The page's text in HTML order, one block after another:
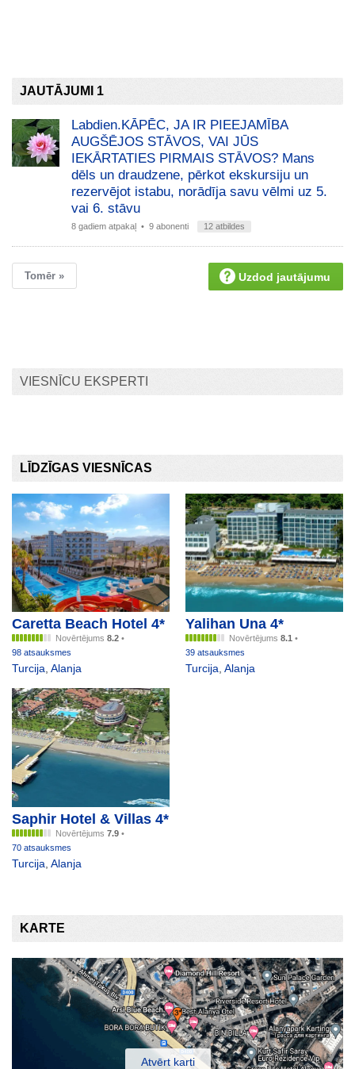
JAUTĀJUMI 1
Labdien.KĀPĒC, JA IR PIEEJAMĪBA
AUGŠĒJOS STĀVOS, VAI JŪS
IEKĀRTATIES PIRMAIS STĀVOS? Mans
dēls un draudzene, pērkot ekskursiju un
rezervējot istabu, norādīja savu vēlmi uz 5.
vai 6. stāvu
8 gadiem atpakaļ • 9 abonenti 12 atbildes
Tomēr » Uzdod jautājumu
VIESNĪCU EKSPERTI
LĪDZĪGAS VIESNĪCAS
Caretta Beach Hotel 4*
Novērtējums 8.2 •
98 atsauksmes
Turcija, Alanja
Yalihan Una 4*
Novērtējums 8.1 •
39 atsauksmes
Turcija, Alanja
Saphir Hotel & Villas 4*
Novērtējums 7.9 •
70 atsauksmes
Turcija Alanja
KARTE
Atvērt karti